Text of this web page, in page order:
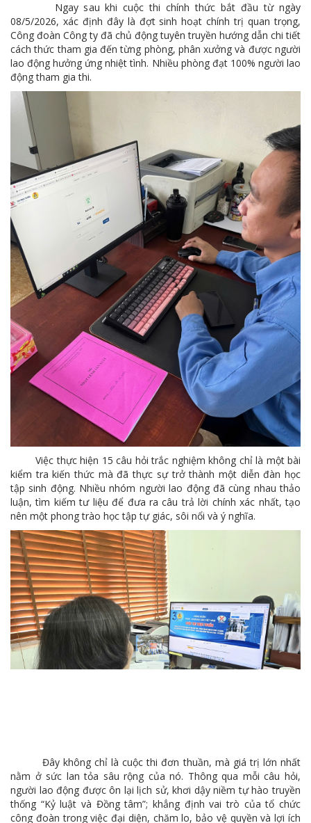
Nhà máy
Ngay sau khi cuộc thi chính thức bắt đầu từ ngày
08/5/2026, xác định đây là đợt sinh hoạt chính trị quan trọng,
Công đoàn Công ty đã chủ động tuyên truyền hướng dẫn chi tiết
cách thức tham gia đến từng phòng, phân xưởng và được người
lao động hưởng ứng nhiệt tình. Nhiều phòng đạt 100% người lao
động tham gia thi.
Việc thực hiện 15 câu hỏi trắc nghiệm không chỉ là một bài
kiểm tra kiến ​​thức mà đã thực sự trở thành một diễn đàn học
tập sinh động. Nhiều nhóm người lao động đã cùng nhau thảo
luận, tìm kiếm tư liệu để đưa ra câu trả lời chính xác nhất, tạo
nên một phong trào học tập tự giác, sôi nổi và ý nghĩa.
Đây không chỉ là cuộc thi đơn thuần, mà giá trị lớn nhất
nằm ở sức lan tỏa sâu rộng của nó. Thông qua mỗi câu hỏi,
người lao động được ôn lại lịch sử, khơi dậy niềm tự hào truyền
thống “Kỷ luật và Đồng tâm”; khẳng định vai trò của tổ chức
công đoàn trong việc đại diện, chăm lo, bảo vệ quyền và lợi ích